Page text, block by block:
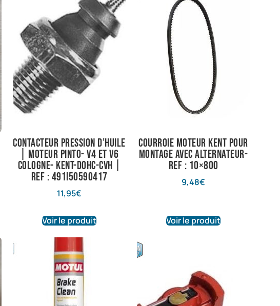
Contacteur pression d’huile
| Moteur Pinto- V4 et V6
Cologne- Kent-Dohc-Cvh |
Ref : 491i50590417
11,95€
Voir le produit
courroie moteur kent pour
montage avec alternateur-
ref : 10×800
9,48€
Voir le produit